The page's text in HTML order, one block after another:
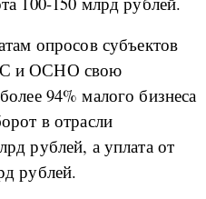
опросов субъектов
и ОСНО свою
94% малого бизнеса
в отрасли
рублей, а уплата от
рублей.